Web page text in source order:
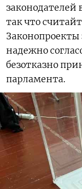
так что
Законопроекты
надежно
безотказно
парламента.